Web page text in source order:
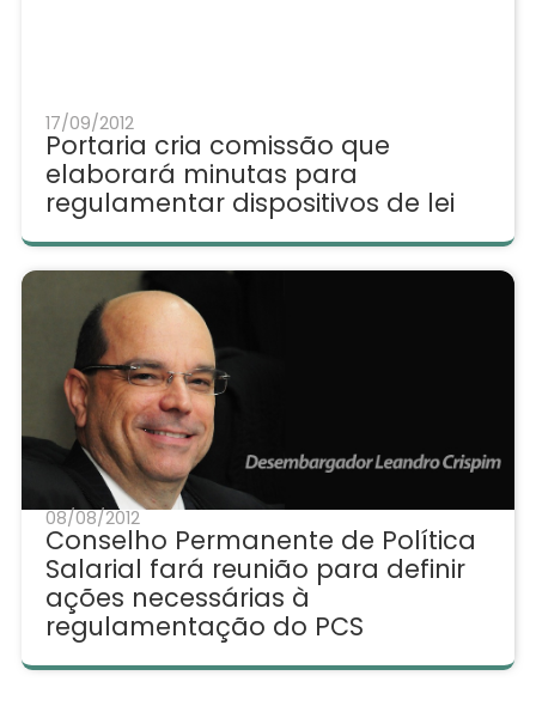
17/09/2012
Portaria cria comissão que
elaborará minutas para
regulamentar dispositivos de lei
08/08/2012
Conselho Permanente de Política
Salarial fará reunião para definir
ações necessárias à
regulamentação do PCS